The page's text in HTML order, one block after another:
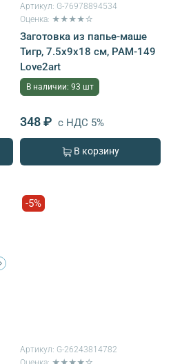
Артикул: G-76978894534
Оценка: ★★★★☆
Заготовка из папье-маше
Тигр, 7.5х9х18 см, PAM-149
Love2art
В наличии: 93 шт
348 ₽ с НДС 5%
В корзину
-5%
Артикул: G-26243814782